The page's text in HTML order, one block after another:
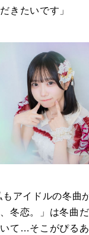
きたいです」
アイドルの冬曲
冬恋。」は冬曲
て…そこがぴる